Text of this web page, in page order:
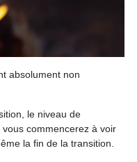
absolument non
le niveau de
commencerez à voir
la fin de la transition.